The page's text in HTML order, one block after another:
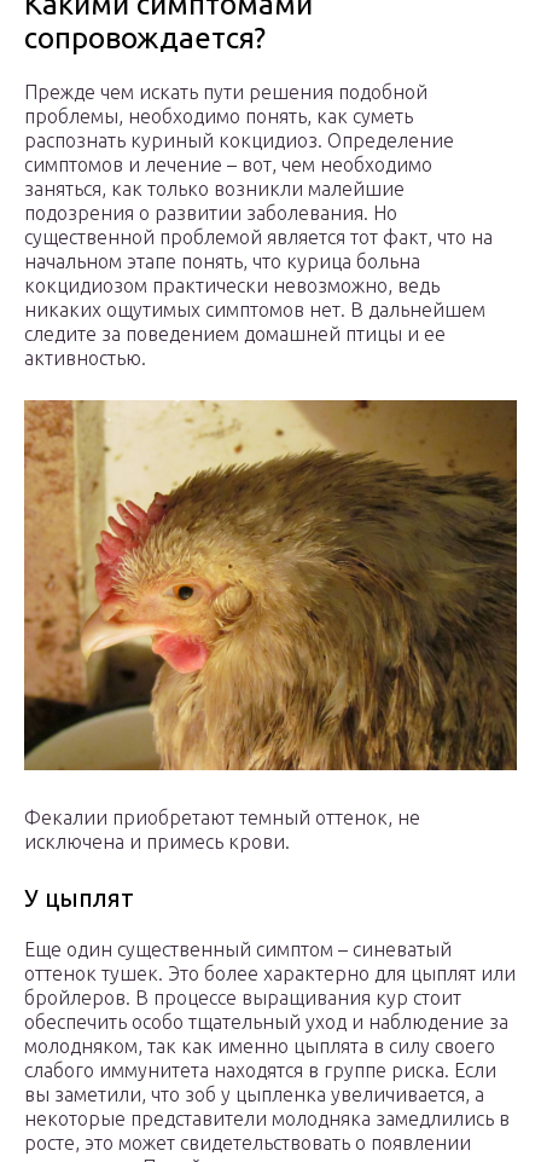
сопровождается?
Прежде чем искать пути решения подобной
проблемы, необходимо понять, как суметь
распознать куриный кокцидиоз. Определение
симптомов и лечение – вот, чем необходимо
заняться, как только возникли малейшие
подозрения о развитии заболевания. Но
существенной проблемой является тот факт, что на
начальном этапе понять, что курица больна
кокцидиозом практически невозможно, ведь
никаких ощутимых симптомов нет. В дальнейшем
следите за поведением домашней птицы и ее
активностью.
Фекалии приобретают темный оттенок, не
исключена и примесь крови.
У цыплят
Еще один существенный симптом – синеватый
оттенок тушек. Это более характерно для цыплят или
бройлеров. В процессе выращивания кур стоит
обеспечить особо тщательный уход и наблюдение за
молодняком, так как именно цыплята в силу своего
слабого иммунитета находятся в группе риска. Если
вы заметили, что зоб у цыпленка увеличивается, а
некоторые представители молодняка замедлились в
росте, это может свидетельствовать о появлении